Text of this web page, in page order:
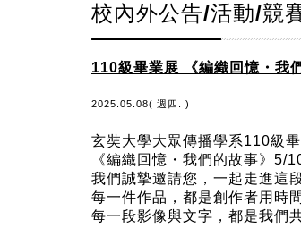
校內外公告/活動/競
110級畢業展 《編織回憶・我
2025.05.08( 週四. )
玄奘大學大眾傳播學系110級
《編織回憶・我們的故事》5/
我們誠摯邀請您，一起走進這
每一件作品，都是創作者用時
每一段影像與文字，都是我們